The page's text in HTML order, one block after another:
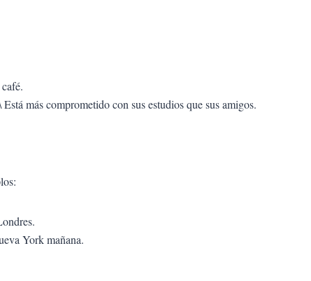
Está más comprometido con sus estudios que sus amigos.
York mañana.